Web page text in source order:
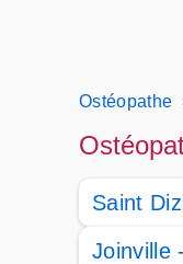
Ostéopathe
Saint
Joinville